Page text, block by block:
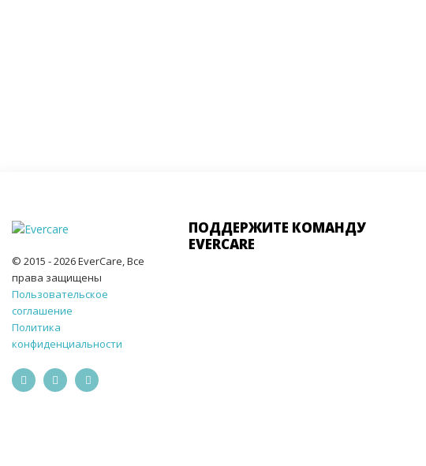
© 2015 - 2026 EverCare, Все
права защищены
Пользовательское
соглашение
Политика
конфиденциальности
ПОДДЕРЖИТЕ КОМАНДУ
EVERCARE